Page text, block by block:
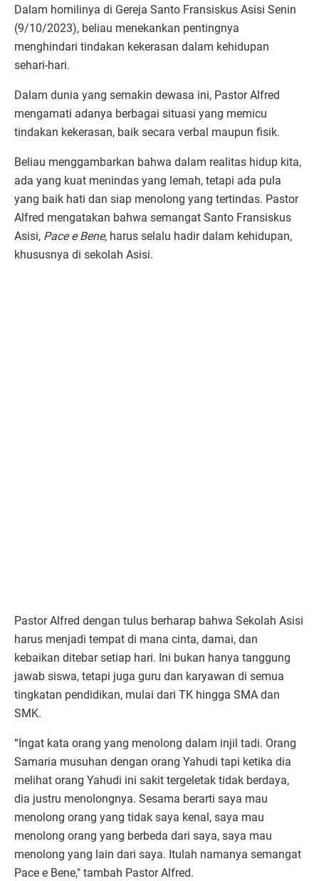
Dalam homilinya di Gereja Santo Fransiskus Asisi Senin
(9/10/2023), beliau menekankan pentingnya
menghindari tindakan kekerasan dalam kehidupan
sehari-hari.
Dalam dunia yang semakin dewasa ini, Pastor Alfred
mengamati adanya berbagai situasi yang memicu
tindakan kekerasan, baik secara verbal maupun fisik.
Beliau menggambarkan bahwa dalam realitas hidup kita,
ada yang kuat menindas yang lemah, tetapi ada pula
yang baik hati dan siap menolong yang tertindas. Pastor
Alfred mengatakan bahwa semangat Santo Fransiskus
Asisi, Pace e Bene, harus selalu hadir dalam kehidupan,
khususnya di sekolah Asisi.
Pastor Alfred dengan tulus berharap bahwa Sekolah Asisi
harus menjadi tempat di mana cinta, damai, dan
kebaikan ditebar setiap hari. Ini bukan hanya tanggung
jawab siswa, tetapi juga guru dan karyawan di semua
tingkatan pendidikan, mulai dari TK hingga SMA dan
SMK.
“Ingat kata orang yang menolong dalam injil tadi. Orang
Samaria musuhan dengan orang Yahudi tapi ketika dia
melihat orang Yahudi ini sakit tergeletak tidak berdaya,
dia justru menolongnya. Sesama berarti saya mau
menolong orang yang tidak saya kenal, saya mau
menolong orang yang berbeda dari saya, saya mau
menolong yang lain dari saya. Itulah namanya semangat
Pace e Bene," tambah Pastor Alfred.